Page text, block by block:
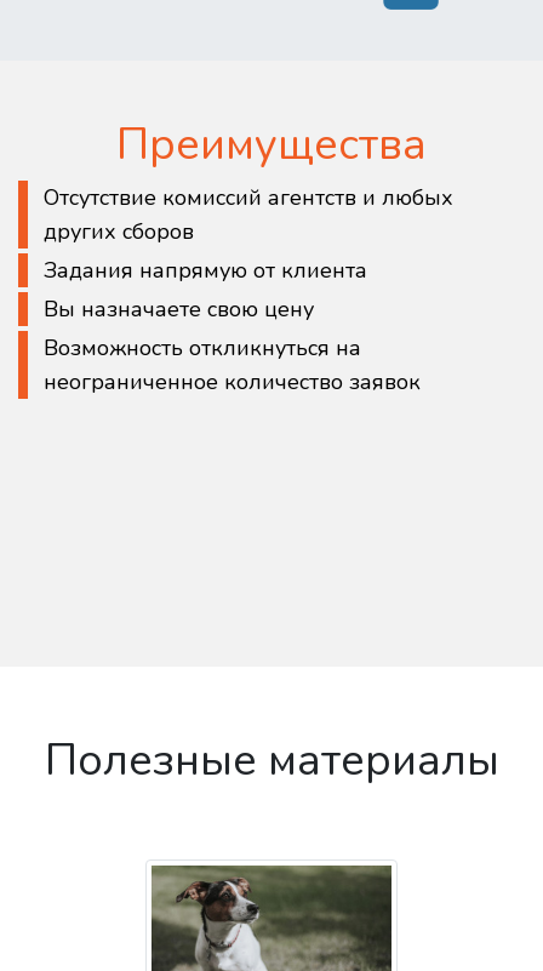
Преимущества
Отсутствие комиссий агентств и любых
других сборов
Задания напрямую от клиента
Вы назначаете свою цену
Возможность откликнуться на
неограниченное количество заявок
Полезные материалы